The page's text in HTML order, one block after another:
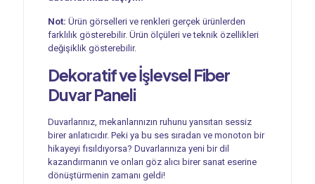
Not: Ürün görselleri ve renkleri gerçek ürünlerden
farklılık gösterebilir. Ürün ölçüleri ve teknik özellikleri
değişiklik gösterebilir.
Dekoratif ve İşlevselFiber
Duvar Paneli
Duvarlarınız, mekanlarınızın ruhunu yansıtan sessiz
birer anlatıcıdır. Peki ya bu ses sıradan ve monoton bir
hikayeyi fısıldıyorsa? Duvarlarınıza yeni bir dil
kazandırmanın ve onları göz alıcı birer sanat eserine
dönüştürmenin zamanı geldi!